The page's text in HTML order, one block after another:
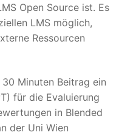
Open Source ist. Es
LMS möglich,
Ressourcen
Minuten Beitrag ein
für die Evaluierung
in Blended
der Uni Wien